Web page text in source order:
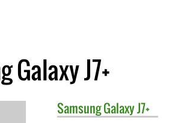
Galaxy J7+
SamsungGalaxy J7+